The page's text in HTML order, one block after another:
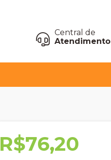
Central de
Atendimento
R$76,20